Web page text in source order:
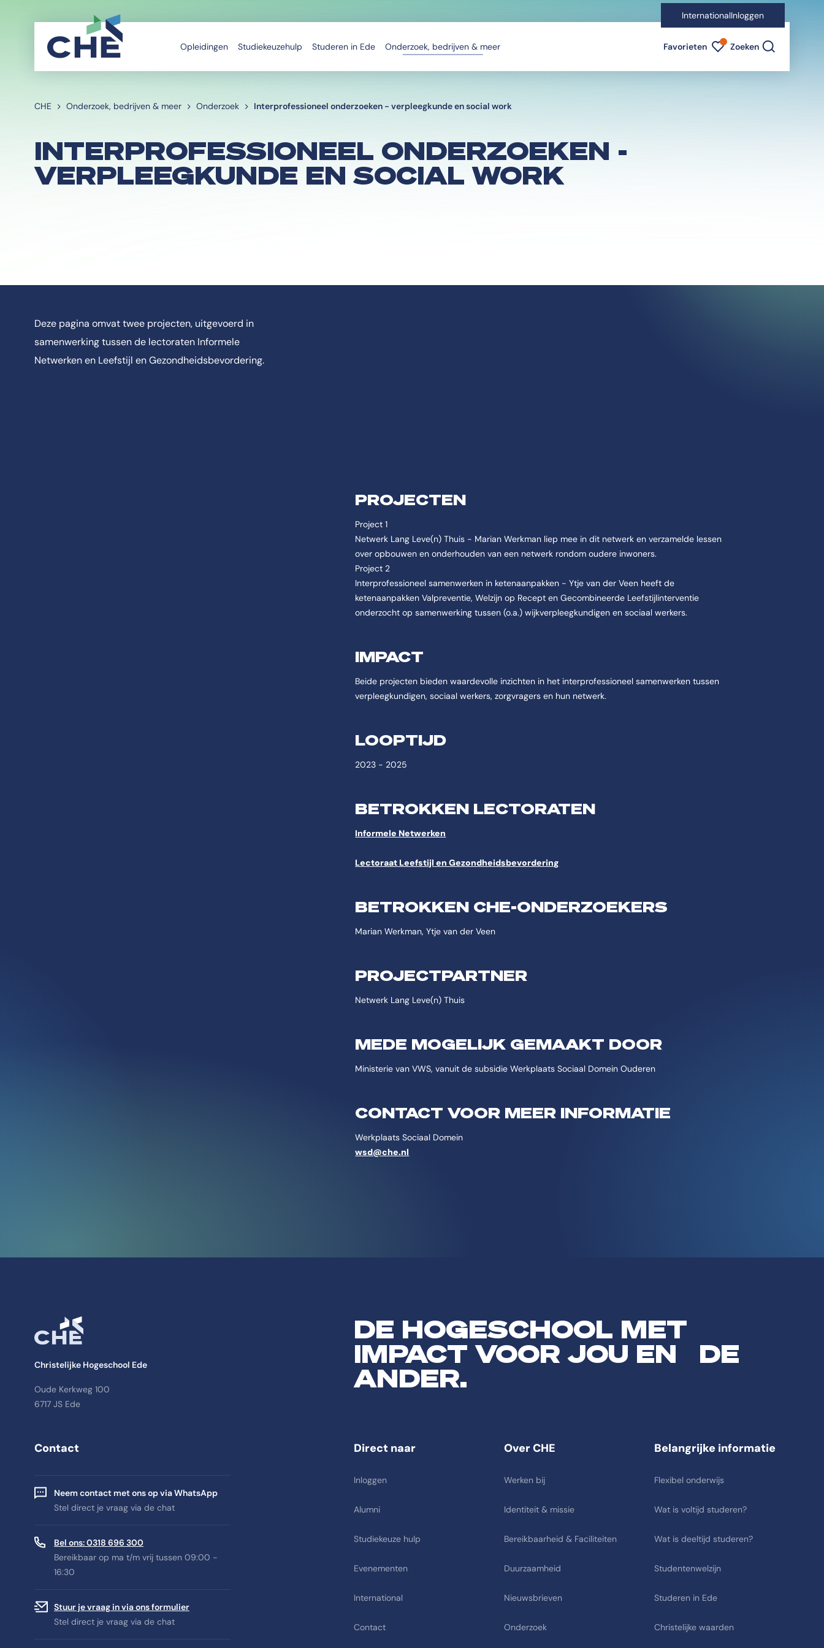
InternationalInloggen
Opleidingen Studiekeuzehulp Studeren in Ede Onderzoek, bedrijven & meer Favorieten Favorieten indicator
Zoeken
CHE Onderzoek, bedrijven & meer Onderzoek Interprofessioneel onderzoeken - verpleegkunde en social work
INTERPROFESSIONEEL ONDERZOEKEN -
VERPLEEGKUNDE EN SOCIAL WORK
Deze pagina omvat twee projecten, uitgevoerd in
samenwerking tussen de lectoraten Informele
Netwerken en Leefstijl en Gezondheidsbevordering.
PROJECTEN
Project 1
Netwerk Lang Leve(n) Thuis - Marian Werkman liep mee in dit netwerk en verzamelde lessen
over opbouwen en onderhouden van een netwerk rondom oudere inwoners.
Project 2
Interprofessioneel samenwerken in ketenaanpakken - Ytje van der Veen heeft de
ketenaanpakken Valpreventie, Welzijn op Recept en Gecombineerde Leefstijlinterventie
onderzocht op samenwerking tussen (o.a.) wijkverpleegkundigen en sociaal werkers.
IMPACT
Beide projecten bieden waardevolle inzichten in het interprofessioneel samenwerken tussen
verpleegkundigen, sociaal werkers, zorgvragers en hun netwerk.
LOOPTIJD
2023 - 2025
BETROKKEN LECTORATEN
Informele Netwerken
Lectoraat Leefstijl en Gezondheidsbevordering
BETROKKEN CHE-ONDERZOEKERS
Marian Werkman, Ytje van der Veen
PROJECTPARTNER
Netwerk Lang Leve(n) Thuis
MEDE MOGELIJK GEMAAKT DOOR
Ministerie van VWS, vanuit de subsidie Werkplaats Sociaal Domein Ouderen
CONTACT VOOR MEER INFORMATIE
Werkplaats Sociaal Domein
wsd@che.nl
Christelijke Hogeschool Ede
Oude Kerkweg 100
6717 JS Ede
DE HOGESCHOOL MET
IMPACT VOOR JOU EN DE
ANDER.
Contact
Neem contact met ons op via WhatsApp
Stel direct je vraag via de chat
Bel ons: 0318 696 300
Bereikbaar op ma t/m vrij tussen 09:00 -
16:30
Stuur je vraag in via ons formulier
Stel direct je vraag via de chat
Direct naar
Inloggen
Alumni
Studiekeuze hulp
Evenementen
International
Contact
Over CHE
Werken bij
Identiteit & missie
Bereikbaarheid & Faciliteiten
Duurzaamheid
Nieuwsbrieven
Onderzoek
Belangrijke informatie
Flexibel onderwijs
Wat is voltijd studeren?
Wat is deeltijd studeren?
Studentenwelzijn
Studeren in Ede
Christelijke waarden